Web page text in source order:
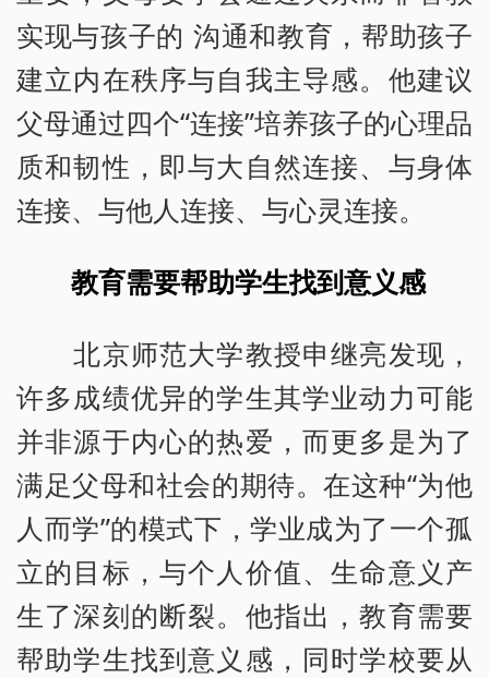
实现与孩子的 沟通和教育，帮助孩子
建立内在秩序与自我主导感。他建议
父母通过四个“连接”培养孩子的心理品
质和韧性，即与大自然连接、与身体
连接、与他人连接、与心灵连接。
教育需要帮助学生找到意义感
北京师范大学教授申继亮发现，
许多成绩优异的学生其学业动力可能
并非源于内心的热爱，而更多是为了
满足父母和社会的期待。在这种“为他
人而学”的模式下，学业成为了一个孤
立的目标，与个人价值、生命意义产
生了深刻的断裂。他指出，教育需要
帮助学生找到意义感，同时学校要从